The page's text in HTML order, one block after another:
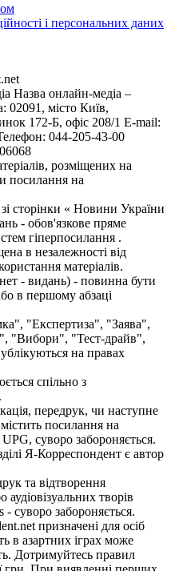
і персональних даних
Назва онлайн-медіа –
02091, місто Київ,
172-Б, офіс 208/1 E-mail:
044-205-43-00
розміщених на
посилання на
сторінки « Новини України
- обов'язкове пряме
гіперпосилання .
в незалежності від
матеріалів.
- видань) - повинна бути
в першому абзаці
"Експертиза", "Заява",
"Вибори", "Тест-драйв",
на правах
спільно з
передрук, чи наступне
посилання на
суворо забороняється.
Я-Корреспондент є автор
та відтворення
аудіовізуальних творів
суворо забороняється.
призначені для осіб
в азартних іграх може
Дотримуйтесь правил